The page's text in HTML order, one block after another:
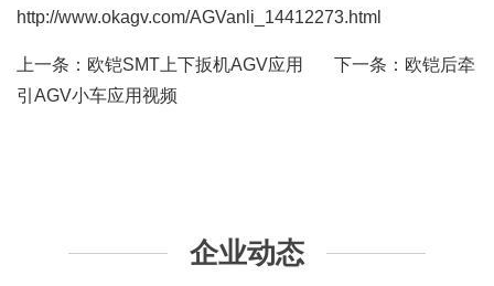
http://www.okagv.com/AGVanli_14412273.html
上一条： 欧铠SMT上下扳机AGV应用 下一条： 欧铠后牵
引AGV小车应用视频
企业动态